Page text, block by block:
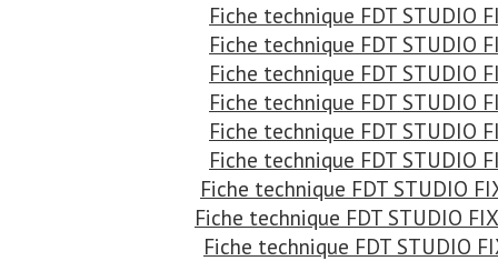
Fiche technique FDT STUDIO
Fiche technique FDT STUDIO
Fiche technique FDT STUDIO
Fiche technique FDT STUDIO
Fiche technique FDT STUDIO
Fiche technique FDT STUDIO
Fiche technique FDT STUDIO
Fiche technique FDT STUDIO
Fiche technique FDT STUDIO